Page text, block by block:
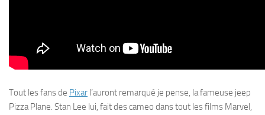
Tout les fans de Pixar l’auront remarqué je pense, la fameuse jeep
Pizza Plane. Stan Lee lui, fait des cameo dans tout les films Marvel,